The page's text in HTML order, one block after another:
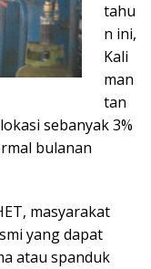
tahu
n ini,
Kali
man
tan
sebanyak 3%
bulanan
masyarakat
yang dapat
atau spanduk